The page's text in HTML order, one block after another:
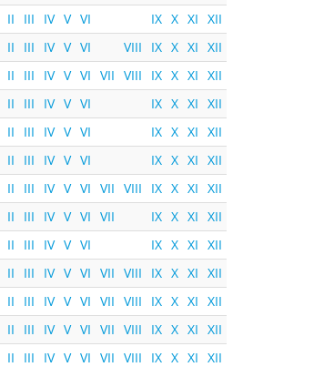
II III IV V VI IX X XI XII
II III IV V VI VIII IX X XI XII
II III IV V VI VII VIII IX X XI XII
II III IV V VI IX X XI XII
II III IV V VI IX X XI XII
II III IV V VI IX X XI XII
II III IV V VI VII VIII IX X XI XII
II III IV V VI VII IX X XI XII
II III IV V VI IX X XI XII
II III IV V VI VII VIII IX X XI XII
II III IV V VI VII VIII IX X XI XII
II III IV V VI VII VIII IX X XI XII
II III IV V VI VII VIII IX X XI XII